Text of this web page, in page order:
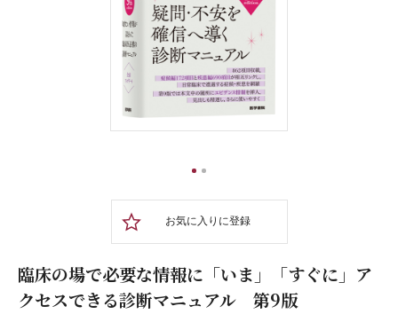
1
お気に入りに登録
臨床の場で必要な情報に「いま」「すぐに」ア
クセスできる診断マニュアル 第9版